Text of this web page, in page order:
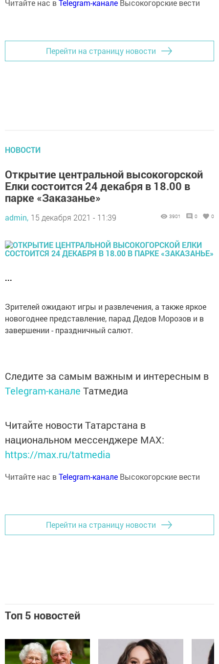
Читайте нас вTelegram-канале Высокогорские вести
Перейти на страницу новости
НОВОСТИ
Открытие центральной высокогорской
Елки состоится 24 декабря в 18.00 в
парке «Заказанье»
admin, 15 декабря 2021 - 11:39 3901 0 0
...
Зрителей ожидают игры и развлечения, а также яркое
новогоднее представление, парад Дедов Морозов и в
завершении - праздничный салют.
Следите за самым важным и интересным в
Telegram-канале Татмедиа
Читайте новости Татарстана в
национальном мессенджере MАХ:
https://max.ru/tatmedia
Читайте нас вTelegram-канале Высокогорские вести
Перейти на страницу новости
Топ 5 новостей